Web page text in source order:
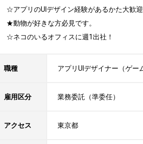
☆アプリのUIデザイン経験があるかた大歓迎
★動物が好きな方必見です。
☆ネコのいるオフィスに週1出社！
職種 アプリUIデザイナー（ゲー
雇用区分 業務委託（準委任）
アクセス 東京都